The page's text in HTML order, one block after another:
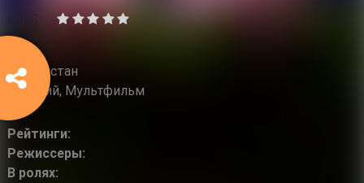
iKIDS:
2017
Узбекистан
Детский, Мультфильм
Рейтинги:
Режиссеры:
В ролях: